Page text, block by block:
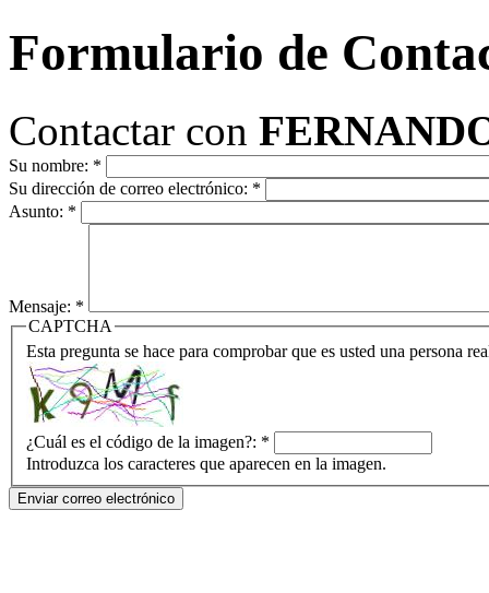
Formulario de
Contactar con
Su nombre: *
Su dirección de correo electrónico: *
Asunto: *
Mensaje: *
CAPTCHA
Esta pregunta se hace para comprobar que es usted una persona
¿Cuál es el código de la imagen?: *
Introduzca los caracteres que aparecen en la imagen.